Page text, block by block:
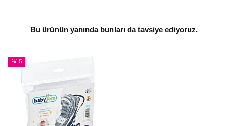
Bu ürünün yanında bunları da tavsiye ediyoruz.
%15